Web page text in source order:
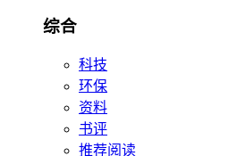
综合
科技
环保
资料
书评
推荐阅读